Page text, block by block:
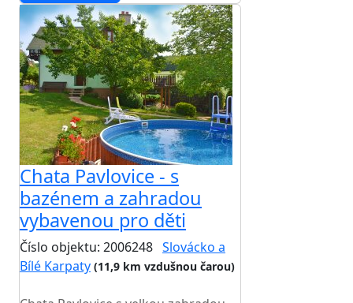
Chata Pavlovice - s
bazénem a zahradou
vybavenou pro děti
Číslo objektu: 2006248 Slovácko a
Bílé Karpaty (11,9 km vzdušnou čarou)